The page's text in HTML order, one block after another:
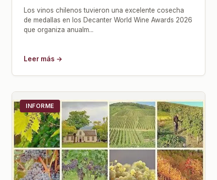
Los vinos chilenos tuvieron una excelente cosecha
de medallas en los Decanter World Wine Awards 2026
que organiza anualm...
Leer más →
INFORME